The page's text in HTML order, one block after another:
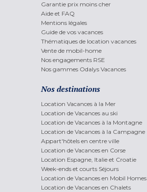
Garantie prix moins cher
Aide et FAQ
Mentions légales
Guide de vos vacances
Thématiques de location vacances
Vente de mobil-home
Nos engagements RSE
Nos gammes Odalys Vacances
Nos destinations
Location Vacances à la Mer
Location de Vacances au ski
Location de Vacances à la Montagne
Location de Vacances à la Campagne
Appart'hôtels en centre ville
Location de Vacances en Corse
Location Espagne, Italie et Croatie
Week-ends et courts Séjours
Location de Vacances en Mobil Homes
Location de Vacances en Chalets